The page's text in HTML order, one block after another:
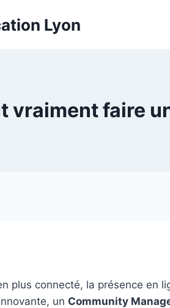
Lyon
vraiment faire
plus connecté, la présence en
un Community